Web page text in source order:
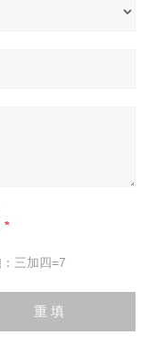
三加四=7